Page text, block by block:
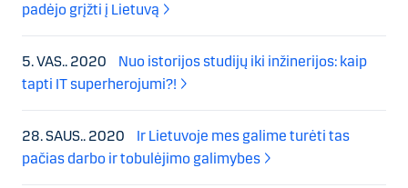
padėjo grįžti į Lietuvą
5. VAS.. 2020
Nuo istorijos studijų iki inžinerijos: kaip
tapti IT superherojumi?!
28. SAUS.. 2020
Ir Lietuvoje mes galime turėti tas
pačias darbo ir tobulėjimo galimybes